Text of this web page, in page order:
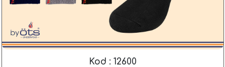
Kod : 12600